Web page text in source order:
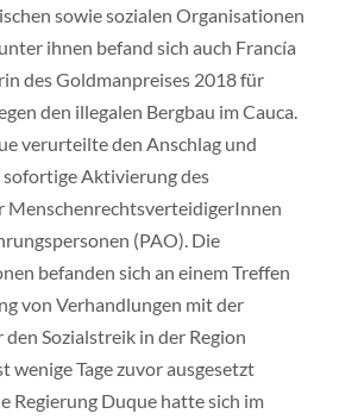
sowie sozialen Organisationen
ihnen befand sich auch Francía
des Goldmanpreises 2018 für
den illegalen Bergbau im Cauca.
verurteilte den Anschlag und
sofortige Aktivierung des
MenschenrechtsverteidigerInnen
(PAO). Die
befanden sich an einem Treffen
von Verhandlungen mit der
den Sozialstreik in der Region
wenige Tage zuvor ausgesetzt
Regierung Duque hatte sich im